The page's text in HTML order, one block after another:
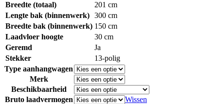
Breedte (totaal)
201 cm
Lengte bak (binnenwerk) 300 cm
Breedte bak (binnenwerk) 150 cm
Laadvloer hoogte
30 cm
Geremd
Ja
Stekker
13-polig
Type aanhangwagen
Merk
Beschikbaarheid
Bruto laadvermogen
Wissen